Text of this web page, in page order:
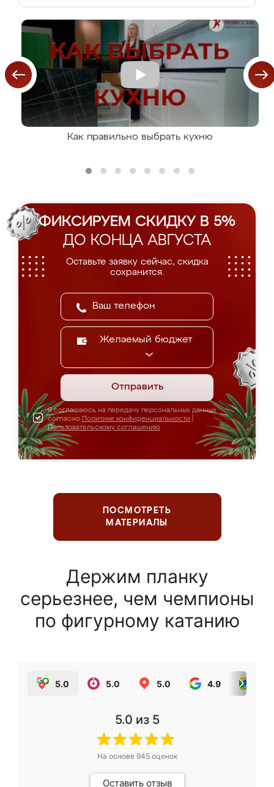
Как правильно выбрать кухню
ФИКСИРУЕМ СКИДКУ В 5%
ДО КОНЦА АВГУСТА
Оставьте заявку сейчас, скидка
сохранится.
Желаемый бюджет
Отправить
Я соглашаюсь на передачу персональных данных
согласно Политике конфиденциальности
Пользовательскому соглашению
ПОСМОТРЕТЬ
МАТЕРИАЛЫ
Держим планку
серьезнее, чем чемпионы
по фигурному катанию
5.0 5.0 5.0 4.9
5.0 из 5
На основе 945оценок
Оставить отзыв